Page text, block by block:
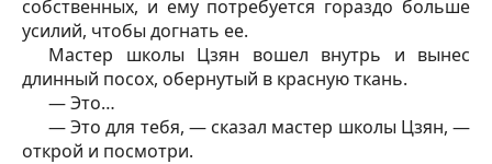
собственных, и ему потребуется гораздо больше
усилий, чтобы догнать ее.
Мастер школы Цзян вошел внутрь и вынес
длинный посох, обернутый в красную ткань.
— Это…
— Это для тебя, — сказал мастер школы Цзян, —
открой и посмотри.